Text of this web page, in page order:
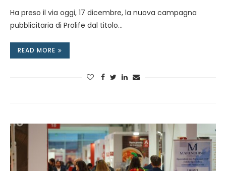
Ha preso il via oggi, 17 dicembre, la nuova campagna
pubblicitaria di Prolife dal titolo…
READ MORE